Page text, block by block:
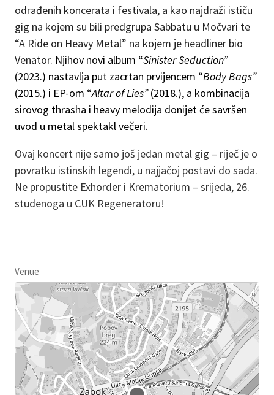
odrađenih koncerata i festivala, a kao najdraži ističu
gig na kojem su bili predgrupa Sabbatu u Močvari te
“A Ride on Heavy Metal” na kojem je headliner bio
Venator. Njihov novi album “Sinister Seduction”
(2023.) nastavlja put zacrtan prvijencem “Body Bags”
(2015.) i EP-om “Altar of Lies”(2018.), a kombinacija
sirovog thrasha i heavy melodija donijet će savršen
uvod u metal spektakl večeri.
Ovaj koncert nije samo još jedan metal gig – riječ je o
povratku istinskih legendi, u najjačoj postavi do sada.
Ne propustite Exhorder i Krematorium – srijeda, 26.
studenoga u CUK Regeneratoru!
Venue